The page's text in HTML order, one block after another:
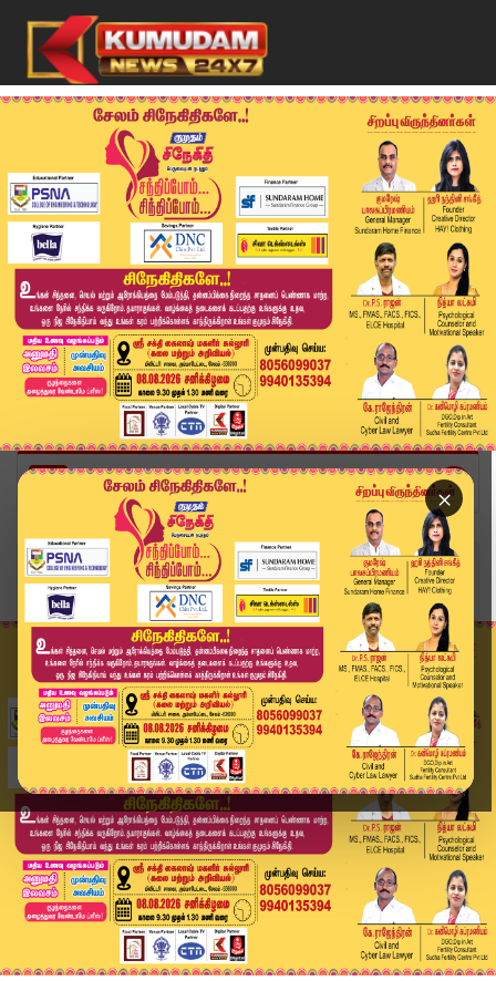
×
Home
இந்தியா
மேற்கு வங்கம்: பாஜக முன்னிலை.. திரிணமூல் காங்கி...